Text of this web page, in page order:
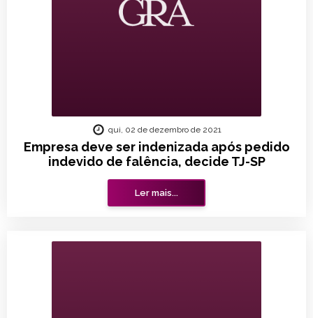
Empresa deve ser indenizada após pedido
indevido de falência, decide TJ-SP
qui, 02 de dezembro de 2021
Ler mais...